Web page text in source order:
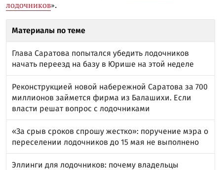
лодочников».
Материалы по теме
Глава Саратова попытался убедить лодочников
начать переезд на базу в Юрише на этой неделе
Реконструкцией новой набережной Саратова за 700
миллионов займется фирма из Балашихи. Если
власти решат вопрос с лодочниками
«За срыв сроков спрошу жестко»: поручение мэра о
переселении лодочников до 15 мая не выполнено
Эллинги для лодочников: почему владельцы